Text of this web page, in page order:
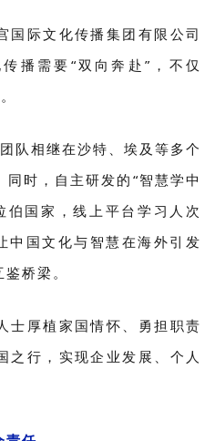
国际文化传播集团有限公司
播需要“双向奔赴”，不仅
队相继在沙特、埃及等多个
时，自主研发的“智慧学中
国家，线上平台学习人次
国文化与智慧在海外引发
桥梁。
士厚植家国情怀、勇担职责
之行，实现企业发展、个人